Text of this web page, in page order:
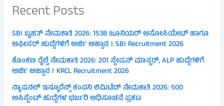
Recent Posts
SBI ಬೃಹತ್ ನೇಮಕಾತಿ 2026: 1538 ಜೂನಿಯರ್ ಅಸೋಸಿಯೇಟ್ ಹಾಗೂ
ಆಫೀಸರ್ ಹುದ್ದೆಗಳಿಗೆ ಅರ್ಜಿ ಅಹ್ವಾನ । SBI Recruitment 2026
ಕೊಂಕಣ ರೈಲ್ವೆ ನೇಮಕಾತಿ 2026: 201 ಸ್ಟೇಷನ್ ಮಾಸ್ಟರ್, ALP ಹುದ್ದೆಗಳಿಗೆ
ಅರ್ಜಿ ಅಹ್ವಾನ । KRCL Recruitment 2026
ನ್ಯಾಷನಲ್ ಇನ್ಶೂರೆನ್ಸ್ ಕಂಪನಿ ಲಿಮಿಟೆಡ್ ನೇಮಕಾತಿ 2026: 500
ಅಸಿಸ್ಟೆಂಟ್ ಹುದ್ದೆಗಳ ಭರ್ಜರಿ ಅಧಿಸೂಚನೆ ಪ್ರಕಟ